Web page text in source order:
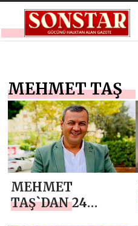
MEHMET TAŞ
MEHMET
TAŞ`DAN 24